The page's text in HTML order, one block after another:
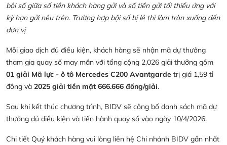
bội số giữa số tiền khách hàng gửi và số tiền gửi tối thiểu ứng với
kỳ hạn gửi nêu trên. Trường hợp bội số bị lẻ thì làm tròn xuống đến
đơn vị
Mỗi giao dịch đủ điều kiện, khách hàng sẽ nhận mã dự thưởng
tham gia quay số may mắn với tổng cộng 2.026 giải thưởng gồm
01 giải Mã lực - ô tô Mercedes C200 Avantgarde trị giá 1,59 tỉ
đồng và 2025 giải tiền mặt 666.666 đồng/giải.
Sau khi kết thúc chương trình, BIDV sẽ công bố danh sách mã dự
thưởng đủ điều kiện và tiến hành quay số vào ngày 10/4/2026.
Chi tiết Quý khách hàng vui lòng liên hệ Chi nhánh BIDV gần nhất